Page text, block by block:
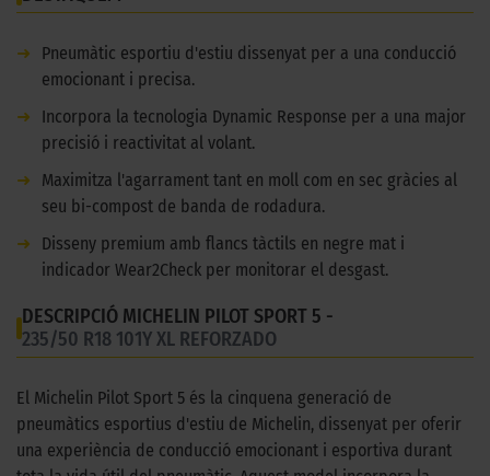
➜
Pneumàtic esportiu d'estiu dissenyat per a una conducció
emocionant i precisa.
➜
Incorpora la tecnologia Dynamic Response per a una major
precisió i reactivitat al volant.
➜
Maximitza l'agarrament tant en moll com en sec gràcies al
seu bi-compost de banda de rodadura.
➜
Disseny premium amb flancs tàctils en negre mat i
indicador Wear2Check per monitorar el desgast.
DESCRIPCIÓ MICHELIN PILOT SPORT 5 -
235/50 R18 101Y XL REFORZADO
El Michelin Pilot Sport 5 és la cinquena generació de
pneumàtics esportius d'estiu de Michelin, dissenyat per oferir
una experiència de conducció emocionant i esportiva durant